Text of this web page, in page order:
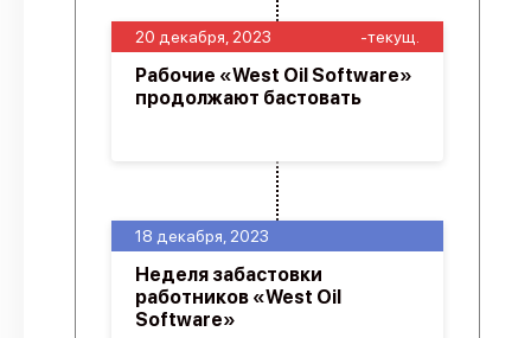
18 декабря, 2023
Неделя забастовки
работников «West Oil
Software»
20 декабря, 2023 -текущ.
Рабочие «West Oil Software»
продолжают бастовать